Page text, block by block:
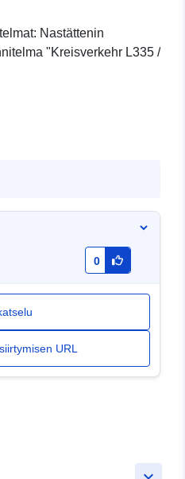
Nastättenin
"Kreisverkehr L335 /
0
URL